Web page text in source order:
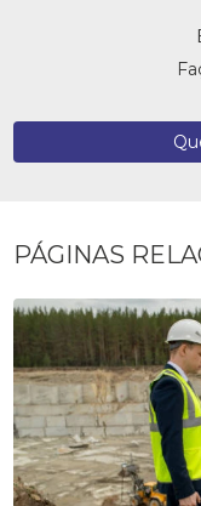
PÁGINAS